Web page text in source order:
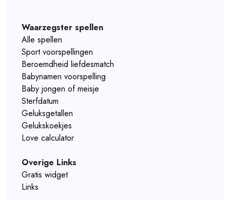
Waarzegster spellen
Alle spellen
Sport voorspellingen
Beroemdheid liefdesmatch
Babynamen voorspelling
Baby jongen of meisje
Sterfdatum
Geluksgetallen
Gelukskoekjes
Love calculator
Overige Links
Gratis widget
Links